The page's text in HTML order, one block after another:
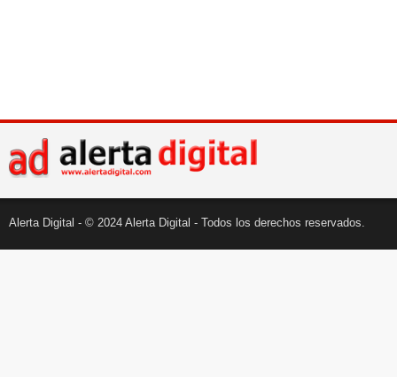
Alerta Digital - © 2024 Alerta Digital - Todos los derechos reservados.